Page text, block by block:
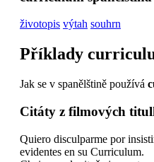
životopis výtah souhrn
Příklady
Jak se v spanělštině používá
Citáty z filmových
Quiero disculparme por
evidentes en su Curriculum.